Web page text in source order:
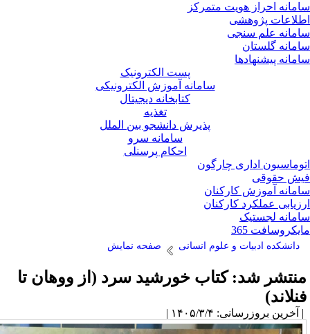
احراز هویت متمرکز
پژوهشی
علم سنجی
گلستان
پیشنهادها
پست الکترونیک
سامانه آموزش الکترونیکی
کتابخانه دیجیتال
تغذیه
پذیرش دانشجو بین الملل
سامانه سرو
احکام پرسنلی
اداری چارگون
حقوقی
آموزش کارکنان
عملکرد کارکنان
لجستیک
365
دانشکده ادبیات و علوم انسانی صفحه نمایش
شد: کتاب خورشید سرد (از ووهان تا
بروزرسانی: ۱۴۰۵/۳/۴ |